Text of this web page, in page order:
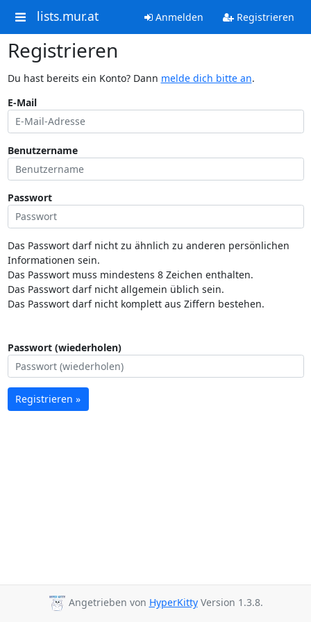
lists.mur.at Anmelden Registrieren
Registrieren
Du hast bereits ein Konto? Dann melde dich bitte an.
E-Mail
Benutzername
Passwort
Das Passwort darf nicht zu ähnlich zu anderen persönlichen
Informationen sein.
Das Passwort muss mindestens 8 Zeichen enthalten.
Das Passwort darf nicht allgemein üblich sein.
Das Passwort darf nicht komplett aus Ziffern bestehen.
Passwort (wiederholen)
Registrieren »
Angetrieben von HyperKittyVersion 1.3.8.